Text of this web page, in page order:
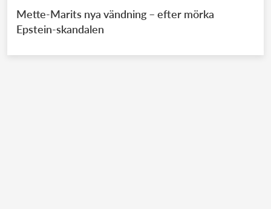
Mette-Marits nya vändning – efter mörka
Epstein-skandalen